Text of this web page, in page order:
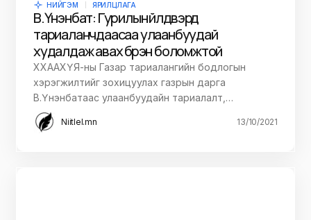
НИЙГЭМ ЯРИЛЦЛАГА
В.Үнэнбат: Гурилын үйлдвэрүүд
тариаланчдаасаа улаанбуудай
худалдаж авах бүрэн боломжтой
ХХААХҮЯ-ны Газар тариалангийн бодлогын
хэрэгжилтийг зохицуулах газрын дарга
В.Үнэнбатаас улаанбуудайн тариалалт,…
Niitlel.mn 13/10/2021